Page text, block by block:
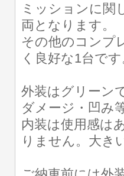
ミッションに関
両となります。
その他のコンプ
く良好な1台です
外装はグリーン
ダメージ・凹み
内装は使用感は
りません。大き